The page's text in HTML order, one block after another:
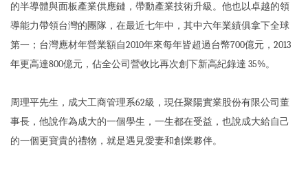
的半導體與面板產業供應鏈，帶動產業技術升級。他也以卓越的領
導能力帶領台灣的團隊，在最近七年中，其中六年業績俱拿下全球
第一；台灣應材年營業額自2010年來每年皆超過台幣700億元，2013
年更高達800億元，佔全公司營收比再次創下新高紀錄達 35%。
周理平先生，成大工商管理系62級，現任聚陽實業股份有限公司董
事長，他說作為成大的一個學生，一生都在受益，也說成大給自己
的一個更寶貴的禮物，就是遇見愛妻和創業夥伴。